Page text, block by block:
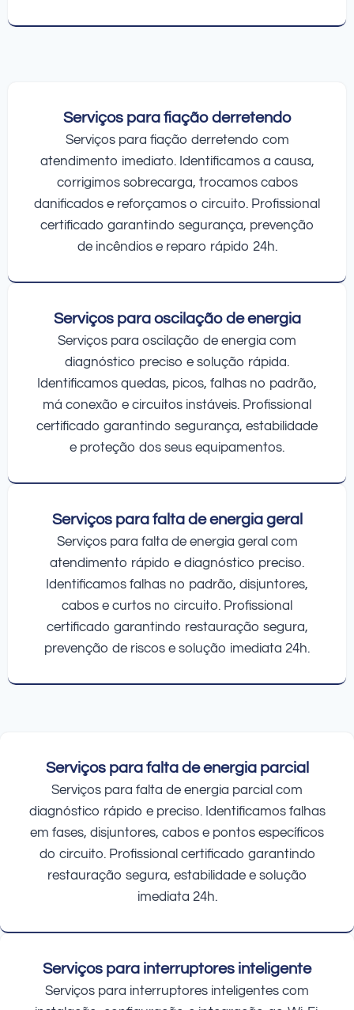
Serviços para fiação derretendo
Serviços para fiação derretendo com
atendimento imediato. Identificamos a causa,
corrigimos sobrecarga, trocamos cabos
danificados e reforçamos o circuito. Profissional
certificado garantindo segurança, prevenção
de incêndios e reparo rápido 24h.
Serviços para oscilação de energia
Serviços para oscilação de energia com
diagnóstico preciso e solução rápida.
Identificamos quedas, picos, falhas no padrão,
má conexão e circuitos instáveis. Profissional
certificado garantindo segurança, estabilidade
e proteção dos seus equipamentos.
Serviços para falta de energia geral
Serviços para falta de energia geral com
atendimento rápido e diagnóstico preciso.
Identificamos falhas no padrão, disjuntores,
cabos e curtos no circuito. Profissional
certificado garantindo restauração segura,
prevenção de riscos e solução imediata 24h.
Serviços para falta de energia parcial
Serviços para falta de energia parcial com
diagnóstico rápido e preciso. Identificamos falhas
em fases, disjuntores, cabos e pontos específicos
do circuito. Profissional certificado garantindo
restauração segura, estabilidade e solução
imediata 24h.
Serviços para interruptores inteligente
Serviços para interruptores inteligentes com